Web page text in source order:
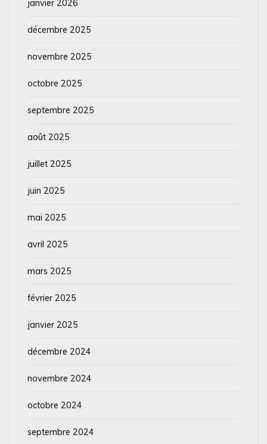
janvier 2026
décembre 2025
novembre 2025
octobre 2025
septembre 2025
août 2025
juillet 2025
juin 2025
mai 2025
avril 2025
mars 2025
février 2025
janvier 2025
décembre 2024
novembre 2024
octobre 2024
septembre 2024